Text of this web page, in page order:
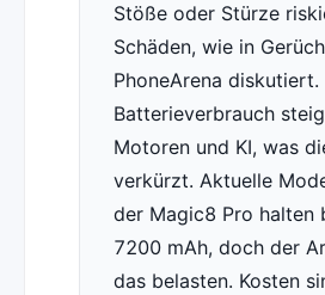
Stöße oder Stürze
Schäden, wie in
PhoneArena diskutiert.
Batterieverbrauch
Motoren und KI, was
verkürzt. Aktuelle
der Magic8 Pro halten
7200 mAh, doch der
das belasten. Kosten